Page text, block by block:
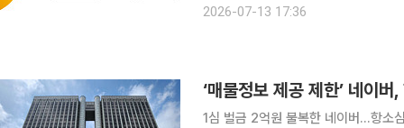
고려아연은 13일 입장문을 내고 “이
2026-07-13 17:36
1심 벌금 2억원 불복한 네이버…항소심